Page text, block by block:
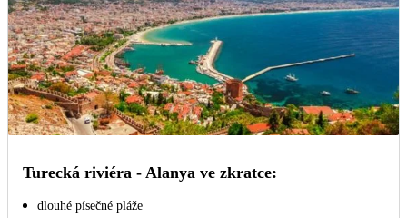
Turecká riviéra - Alanya ve zkratce:
dlouhé písečné pláže